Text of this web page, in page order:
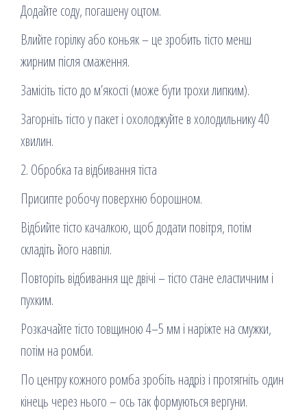
Додайте соду, погашену оцтом.
Влийте горілку або коньяк – це зробить тісто менш
жирним після смаження.
Замісіть тісто до м’якості (може бути трохи липким).
Загорніть тісто у пакет і охолоджуйте в холодильнику 40
хвилин.
2. Обробка та відбивання тіста
Присипте робочу поверхню борошном.
Відбийте тісто качалкою, щоб додати повітря, потім
складіть його навпіл.
Повторіть відбивання ще двічі – тісто стане еластичним і
пухким.
Розкачайте тісто товщиною 4–5 мм і наріжте на смужки,
потім на ромби.
По центру кожного ромба зробіть надріз і протягніть один
кінець через нього – ось так формуються вергуни.